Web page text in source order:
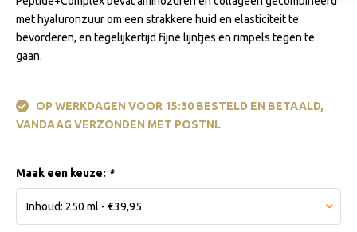
met hyaluronzuur om een ​​strakkere huid en elasticiteit te
bevorderen, en tegelijkertijd fijne lijntjes en rimpels tegen te
gaan.
OP WERKDAGEN VOOR 15:30 BESTELD EN BETAALD,
VANDAAG VERZONDEN MET POSTNL
Maak een keuze: *